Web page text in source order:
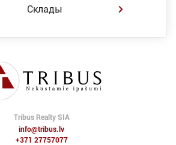
Склады
Tribus Realty SIA
info@tribus.lv
+371 27757077